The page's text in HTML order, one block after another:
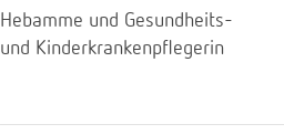
Hebamme und Gesundheits-
und Kinderkrankenpflegerin